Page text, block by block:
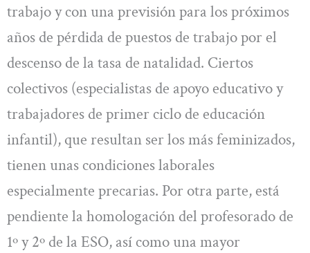
trabajo y con una previsión para los próximos
años de pérdida de puestos de trabajo por el
descenso de la tasa de natalidad. Ciertos
colectivos (especialistas de apoyo educativo y
trabajadores de primer ciclo de educación
infantil), que resultan ser los más feminizados,
tienen unas condiciones laborales
especialmente precarias. Por otra parte, está
pendiente la homologación del profesorado de
1º y 2º de la ESO, así como una mayor